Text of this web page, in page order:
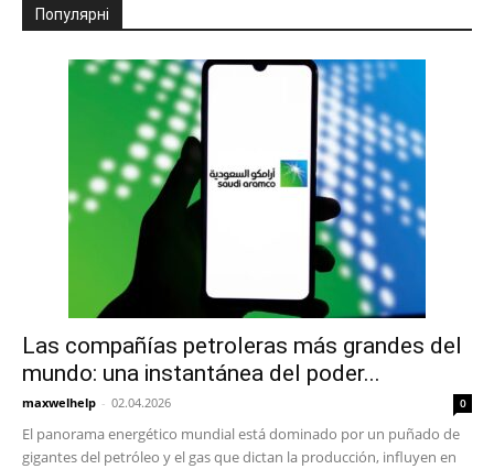
Популярні
Las compañías petroleras más grandes del
mundo: una instantánea del poder...
maxwelhelp - 02.04.2026 0
El panorama energético mundial está dominado por un puñado de
gigantes del petróleo y el gas que dictan la producción, influyen en